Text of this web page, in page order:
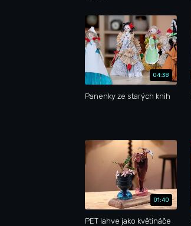
04:38
Panenky ze starých knih
01:40
PET lahve jako květináče